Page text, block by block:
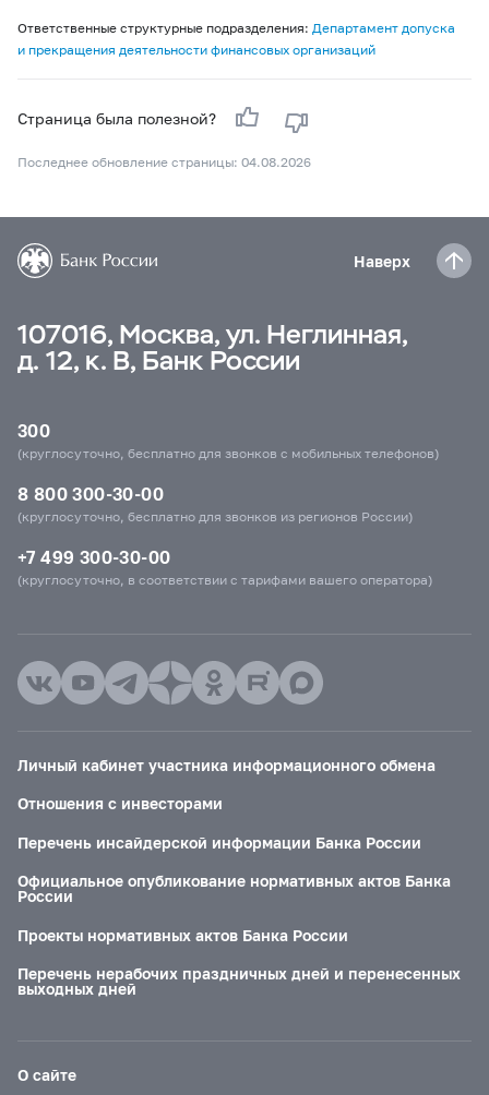
Ответственные структурные подразделения: Департамент допуска
и прекращения деятельности финансовых организаций
Страница была полезной?
Последнее обновление страницы: 04.08.2026
Наверх
107016, Москва, ул. Неглинная,
д. 12, к. В, Банк России
300
(круглосуточно, бесплатно для звонков с мобильных телефонов)
8 800 300-30-00
(круглосуточно, бесплатно для звонков из регионов России)
+7 499 300-30-00
(круглосуточно, в соответствии с тарифами вашего оператора)
Личный кабинет участника информационного обмена
Отношения с инвесторами
Перечень инсайдерской информации Банка России
Официальное опубликование нормативных актов Банка
России
Проекты нормативных актов Банка России
Перечень нерабочих праздничных дней и перенесенных
выходных дней
О сайте